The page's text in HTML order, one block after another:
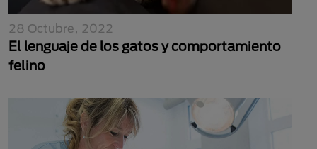
28 Octubre, 2022
El lenguaje de los gatos y comportamiento
felino